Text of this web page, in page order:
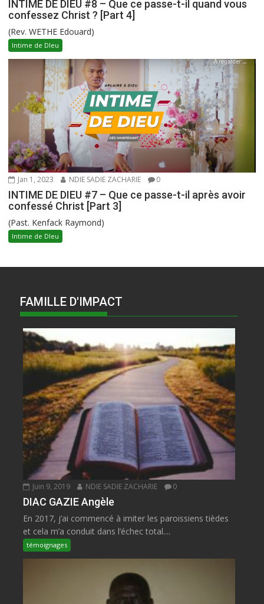
INTIME DE DIEU #8 – Que ce passe-t-il quand vous
confessez Christ ? [Part 4]
(Rev. WETHE Edouard)
Intime de DIeu
Jan 1, 2023 NDIE SADIE ZACHARIE 0
INTIME DE DIEU #7 – Que ce passe-t-il après avoir
confessé Christ [Part 3]
(Past. Kenfack Raymond)
Intime de DIeu
FAMILLE D'IMPACT
Juin 9, 2019 NDIE SADIE ZACHARIE 0
DIAC GAZIE Angèle
En 2017, j’ai commencé à imiter les paroissiens tièdes
et cela m’a conduit dans l’échec total....
témoignages